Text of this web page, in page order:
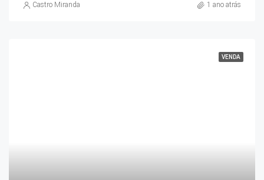
Castro Miranda 1 ano atrás
VENDA